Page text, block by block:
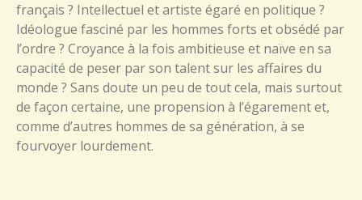
français ? Intellectuel et artiste égaré en politique ?
Idéologue fasciné par les hommes forts et obsédé par
l’ordre ? Croyance à la fois ambitieuse et naïve en sa
capacité de peser par son talent sur les affaires du
monde ? Sans doute un peu de tout cela, mais surtout
de façon certaine, une propension à l’égarement et,
comme d’autres hommes de sa génération, à se
fourvoyer lourdement.